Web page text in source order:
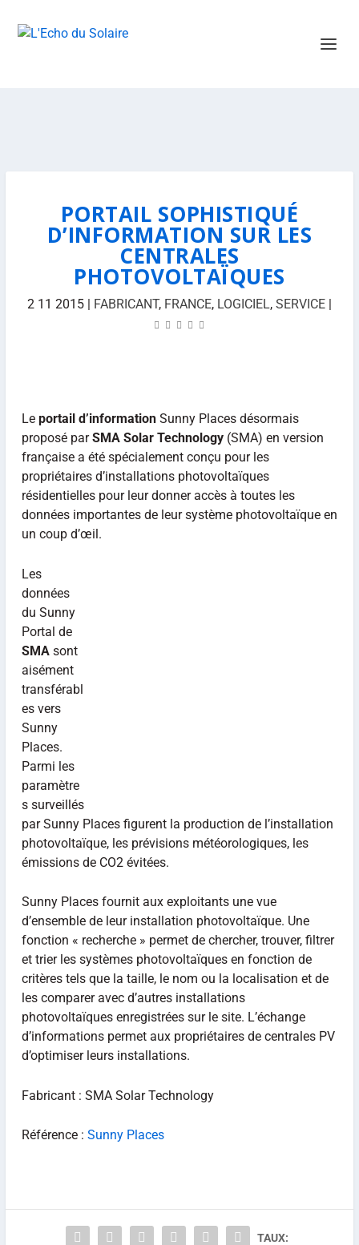
PORTAIL SOPHISTIQUÉ
D’INFORMATION SUR LES
CENTRALES
PHOTOVOLTAÏQUES
2 11 2015| FABRICANT, FRANCE, LOGICIEL, SERVICE|
Le portail d’informationSunny Places désormais
proposé parSMA Solar Technology(SMA) en version
française a été spécialement conçu pour les
propriétaires d’installations photovoltaïques
résidentielles pour leur donner accès à toutes les
données importantes de leur système photovoltaïque en
un coup d’œil.
Les
données
du Sunny
Portal de
SMAsont
aisément
transférabl
es vers
Sunny
Places.
Parmi les
paramètre
s surveillés
par Sunny Places figurent la production de l’installation
photovoltaïque, les prévisions météorologiques, les
émissions de CO2 évitées.
Sunny Places fournit aux exploitants une vue
d’ensemble de leur installation photovoltaïque. Une
fonction « recherche » permet de chercher, trouver, filtrer
et trier les systèmes photovoltaïques en fonction de
critères tels que la taille, le nom ou la localisation et de
les comparer avec d’autres installations
photovoltaïques enregistrées sur le site. L’échange
d’informations permet aux propriétaires de centrales PV
d’optimiser leurs installations.
Fabricant : SMA Solar Technology
Référence : Sunny Places
TAUX: